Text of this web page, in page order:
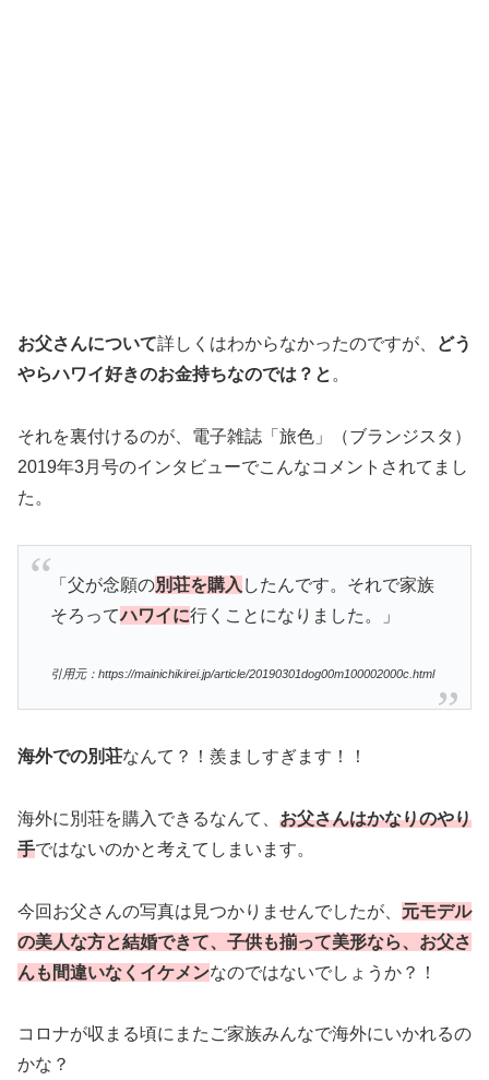
お父さんについて詳しくはわからなかったのですが、
どう
やらハワイ好きのお金持ちなのでは？と 。
それを裏付けるのが、電子雑誌「旅色」（ブランジスタ）
2019年3月号のインタビューでこんなコメントされてまし
た。
「父が念願の別荘を購入 したんです。それで家族
そろってハワイに行くことになりました。」
引用元：https://mainichikirei.jp/article/20190301dog00m100002000c.html
海外での別荘なんて？！羨ましすぎます！！
海外に別荘を購入できるなんて、 お父さんはかなりのやり
手ではないのかと考えてしまいます。
今回お父さんの写真は見つかりませんでしたが、 元モデル
の美人な方と結婚できて、子供も揃って美形なら、お父さ
んも間違いなくイケメンなのではないでしょうか？！
コロナが収まる頃にまたご家族みんなで海外にいかれるの
かな？